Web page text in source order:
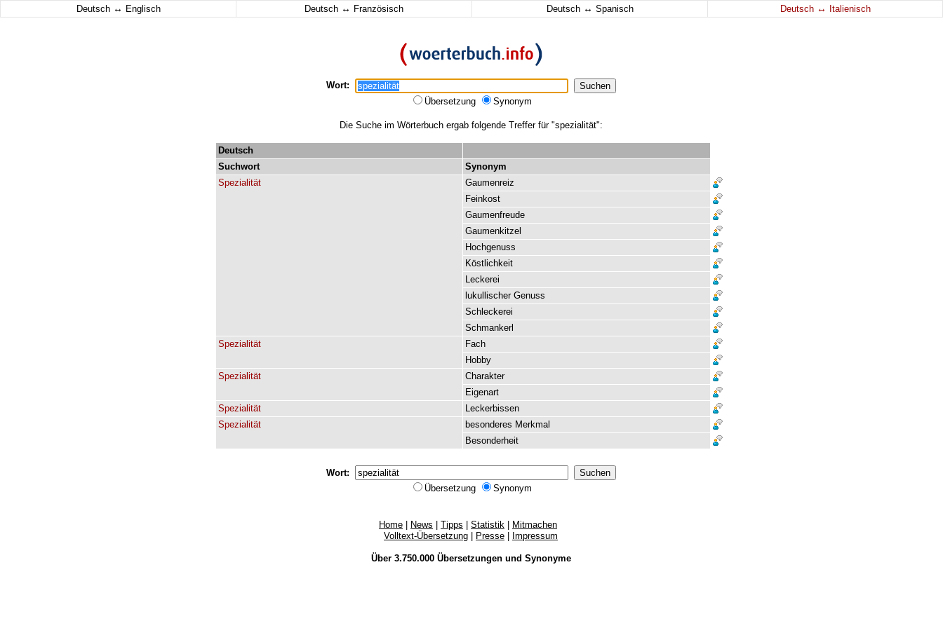
Deutsch ↔ Englisch Deutsch ↔ Französisch Deutsch ↔ Spanisch Deutsch ↔ Italienisch
Wort:
Übersetzung
Synonym
Die Suche im Wörterbuch ergab folgende Treffer für "spezialität":
Deutsch
Suchwort
Synonym
Spezialität
Gaumenreiz
Feinkost
Gaumenfreude
Gaumenkitzel
Hochgenuss
Köstlichkeit
Leckerei
lukullischer Genuss
Schleckerei
Schmankerl
Spezialität
Fach
Hobby
Spezialität
Charakter
Eigenart
Spezialität
Leckerbissen
Spezialität
besonderes Merkmal
Besonderheit
Wort:
Übersetzung
Synonym
Home News Tipps Statistik
Mitmachen
Volltext-Übersetzung
Presse Impressum
Über 3.750.000 Übersetzungenund Synonyme